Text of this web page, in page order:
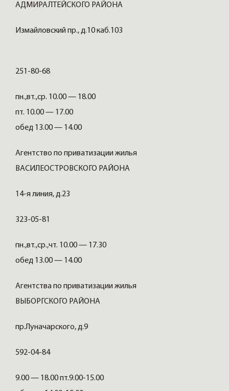
АДМИРАЛТЕЙСКОГО РАЙОНА
Измайловский пр., д.10 каб.103
251-80-68
пн.,вт.,ср. 10.00 — 18.00
пт. 10.00 — 17.00
обед 13.00 — 14.00
Агентство по приватизации жилья
ВАСИЛЕОСТРОВСКОГО РАЙОНА
14-я линия, д.23
323-05-81
пн.,вт.,ср.,чт. 10.00 — 17.30
обед 13.00 — 14.00
Агентства по приватизации жилья
ВЫБОРГСКОГО РАЙОНА
пр.Луначарского, д.9
592-04-84
9.00 — 18.00 пт.9.00-15.00